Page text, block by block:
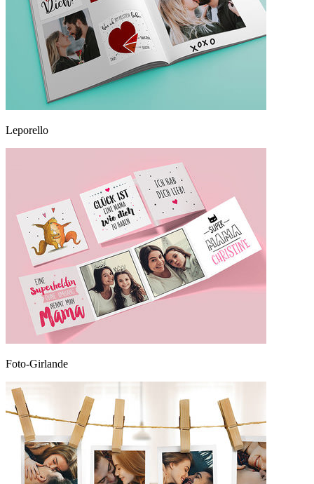
Leporello
Foto-Girlande